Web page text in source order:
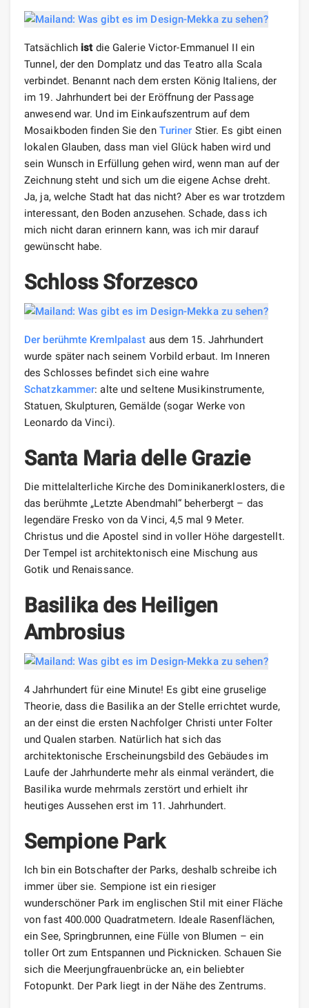
Tatsächlich istdie Galerie Victor-Emmanuel II ein
Tunnel, der den Domplatz und das Teatro alla Scala
verbindet. Benannt nach dem ersten König Italiens, der
im 19. Jahrhundert bei der Eröffnung der Passage
anwesend war. Und im Einkaufszentrum auf dem
Mosaikboden finden Sie den Turiner Stier. Es gibt einen
lokalen Glauben, dass man viel Glück haben wird und
sein Wunsch in Erfüllung gehen wird, wenn man auf der
Zeichnung steht und sich um die eigene Achse dreht.
Ja, ja, welche Stadt hat das nicht? Aber es war trotzdem
interessant, den Boden anzusehen. Schade, dass ich
mich nicht daran erinnern kann, was ich mir darauf
gewünscht habe.
Schloss Sforzesco
Der berühmte Kremlpalast aus dem 15. Jahrhundert
wurde später nach seinem Vorbild erbaut. Im Inneren
des Schlosses befindet sich eine wahre
Schatzkammer: alte und seltene Musikinstrumente,
Statuen, Skulpturen, Gemälde (sogar Werke von
Leonardo da Vinci).
Santa Maria delle Grazie
Die mittelalterliche Kirche des Dominikanerklosters, die
das berühmte „Letzte Abendmahl“ beherbergt – das
legendäre Fresko von da Vinci, 4,5 mal 9 Meter.
Christus und die Apostel sind in voller Höhe dargestellt.
Der Tempel ist architektonisch eine Mischung aus
Gotik und Renaissance.
Basilika des Heiligen
Ambrosius
4 Jahrhundert für eine Minute! Es gibt eine gruselige
Theorie, dass die Basilika an der Stelle errichtet wurde,
an der einst die ersten Nachfolger Christi unter Folter
und Qualen starben. Natürlich hat sich das
architektonische Erscheinungsbild des Gebäudes im
Laufe der Jahrhunderte mehr als einmal verändert, die
Basilika wurde mehrmals zerstört und erhielt ihr
heutiges Aussehen erst im 11. Jahrhundert.
Sempione Park
Ich bin ein Botschafter der Parks, deshalb schreibe ich
immer über sie. Sempione ist ein riesiger
wunderschöner Park im englischen Stil mit einer Fläche
von fast 400.000 Quadratmetern. Ideale Rasenflächen,
ein See, Springbrunnen, eine Fülle von Blumen – ein
toller Ort zum Entspannen und Picknicken. Schauen Sie
sich die Meerjungfrauenbrücke an, ein beliebter
Fotopunkt. Der Park liegt in der Nähe des Zentrums.